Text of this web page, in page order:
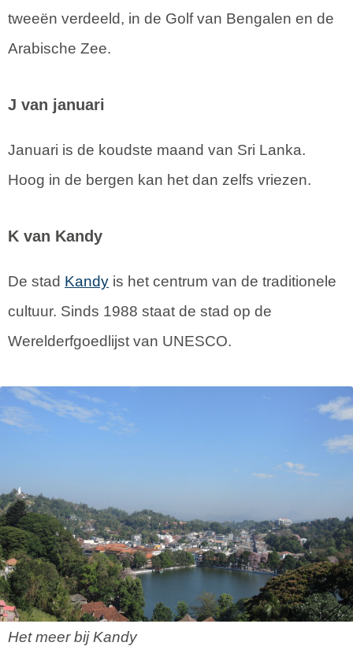
tweeën verdeeld, in de Golf van Bengalen en de
Arabische Zee.
J van januari
Januari is de koudste maand van Sri Lanka.
Hoog in de bergen kan het dan zelfs vriezen.
K van Kandy
De stad Kandy is het centrum van de traditionele
cultuur. Sinds 1988 staat de stad op de
Werelderfgoedlijst van UNESCO.
Het meer bij Kandy